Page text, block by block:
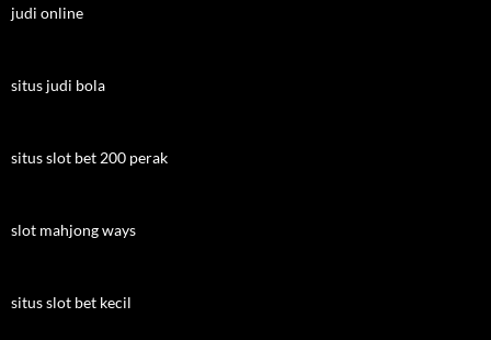
judi online
situs judi bola
situs slot bet 200 perak
slot mahjong ways
situs slot bet kecil